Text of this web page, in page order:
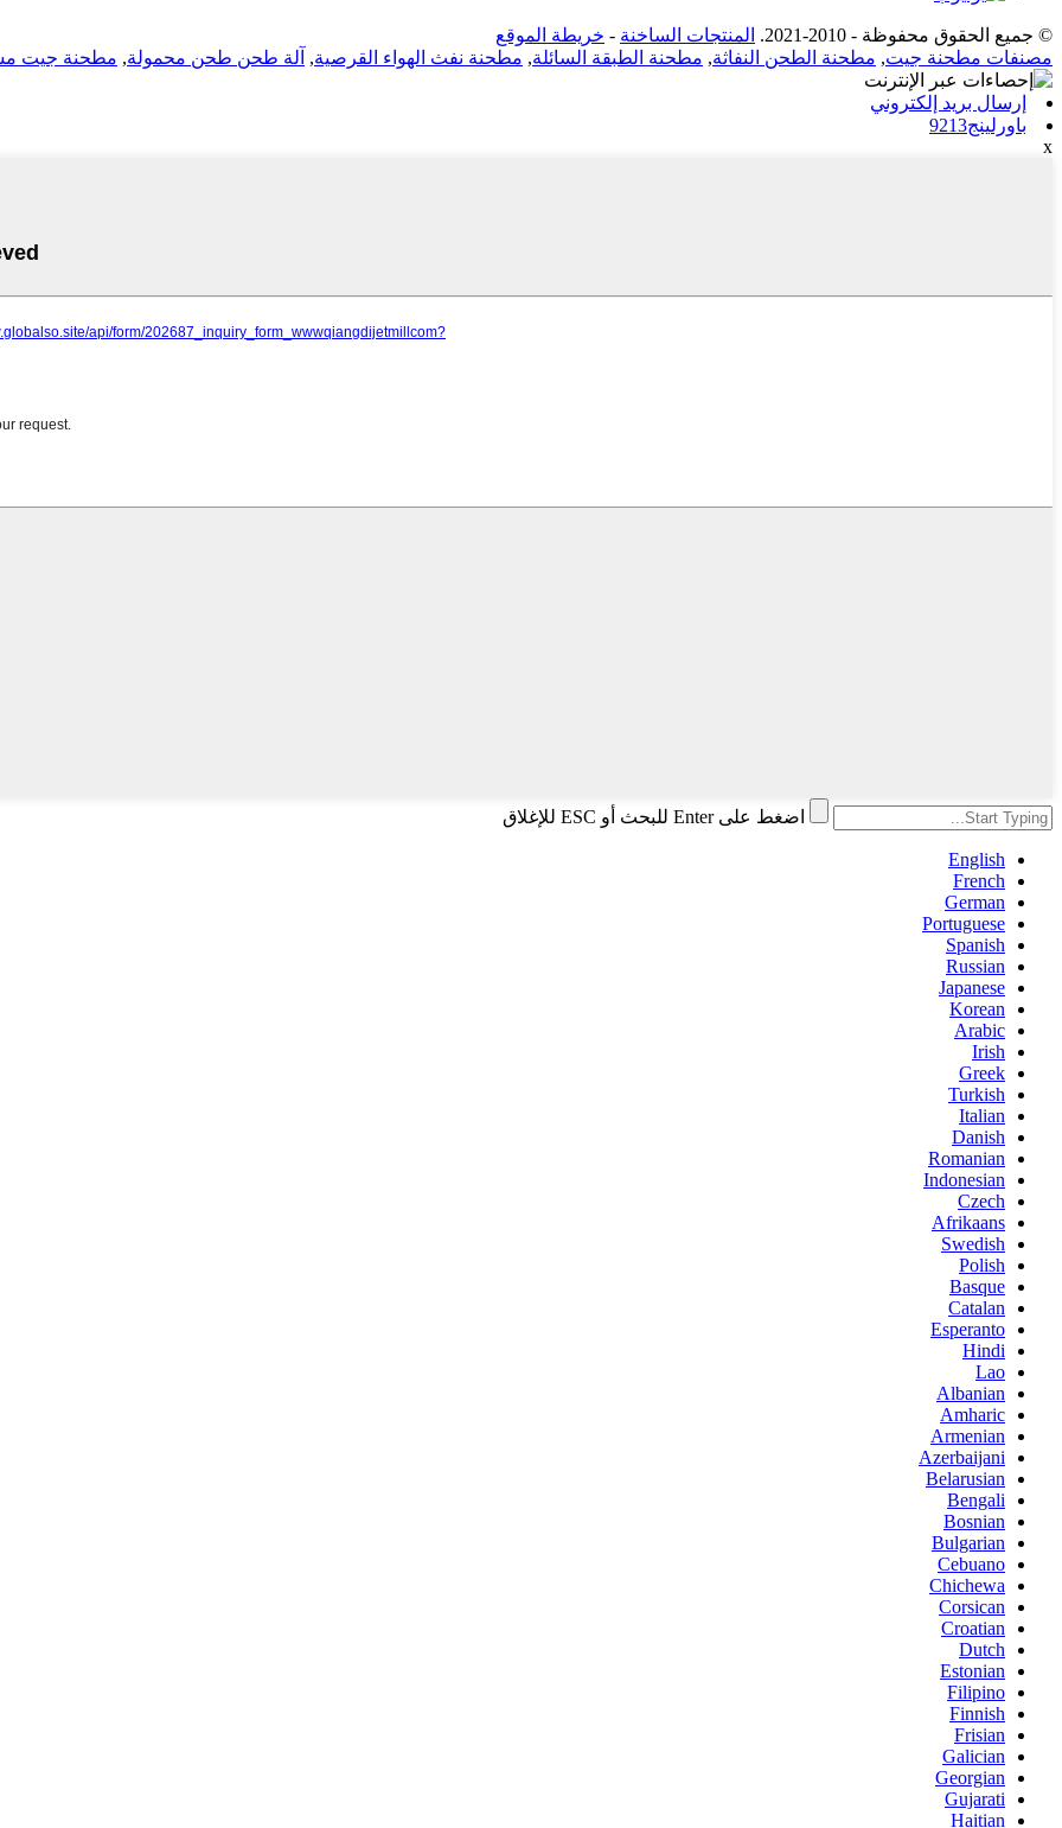
© جميع الحقوق محفوظة - 2010-2021. المنتجات الساخنة - خريطة الموقع
مصنفات مطحنة جيت, مطحنة الطحن النفاثة, مطحنة الطبقة السائلة, مطحنة نفث الهواء القرصية, آلة طحن طحن محمولة, مطحنة جيت
إرسال بريد إلكتروني
باورلينج9213
x
اضغط على Enter للبحث أو ESC للإغلاق
English
French
German
Portuguese
Spanish
Russian
Japanese
Korean
Arabic
Irish
Greek
Turkish
Italian
Danish
Romanian
Indonesian
Czech
Afrikaans
Swedish
Polish
Basque
Catalan
Esperanto
Hindi
Lao
Albanian
Amharic
Armenian
Azerbaijani
Belarusian
Bengali
Bosnian
Bulgarian
Cebuano
Chichewa
Corsican
Croatian
Dutch
Estonian
Filipino
Finnish
Frisian
Galician
Georgian
Gujarati
Haitian